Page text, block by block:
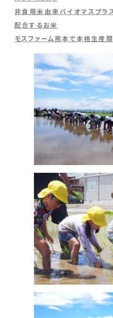
非食用米由来バイオマスプラ
配合するお米
モスファーム熊本で本格生産